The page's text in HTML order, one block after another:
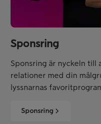
Sponsring
Sponsring är nyckeln till
relationer med din
lyssnarnas
Sponsring